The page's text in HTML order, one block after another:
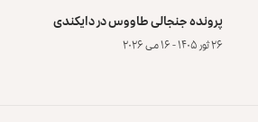
پرونده‌ جنجالی طاووس در دایکندی
۲۶ ثور ۱۴۰۵ - ۱۶ می ۲۰۲۶